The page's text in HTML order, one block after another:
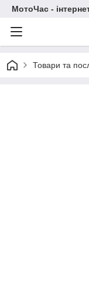
МотоЧас -
Товари та